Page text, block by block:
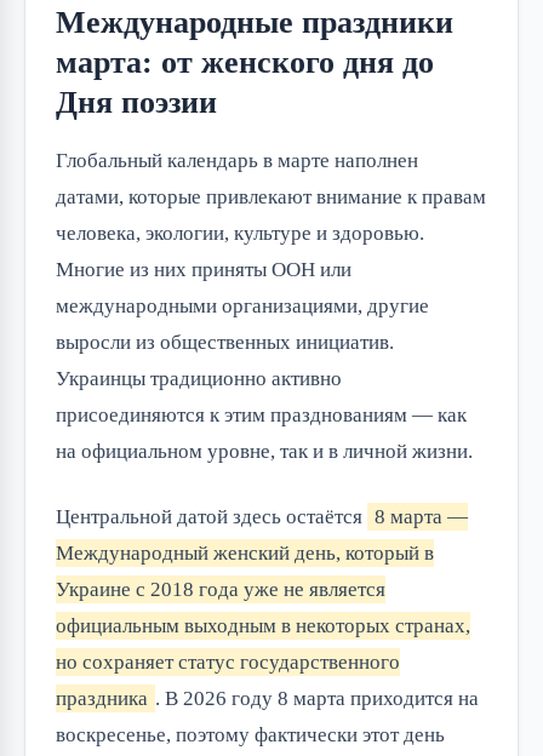
Международные праздники
марта: от женского дня до
Дня поэзии
Глобальный календарь в марте наполнен
датами, которые привлекают внимание к правам
человека, экологии, культуре и здоровью.
Многие из них приняты ООН или
международными организациями, другие
выросли из общественных инициатив.
Украинцы традиционно активно
присоединяются к этим празднованиям — как
на официальном уровне, так и в личной жизни.
Центральной датой здесь остаётся 8 марта —
Международный женский день, который в
Украине с 2018 года уже не является
официальным выходным в некоторых странах,
но сохраняет статус государственного
праздника . В 2026 году 8 марта приходится на
воскресенье, поэтому фактически этот день